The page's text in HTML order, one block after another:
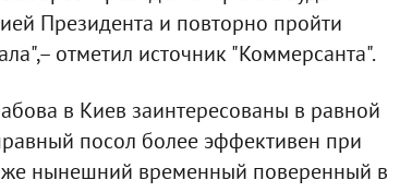
Президента и повторно пройти
отметил источник "Коммерсанта".
в Киев заинтересованы в равной
посол более эффективен при
же нынешний временный поверенный в